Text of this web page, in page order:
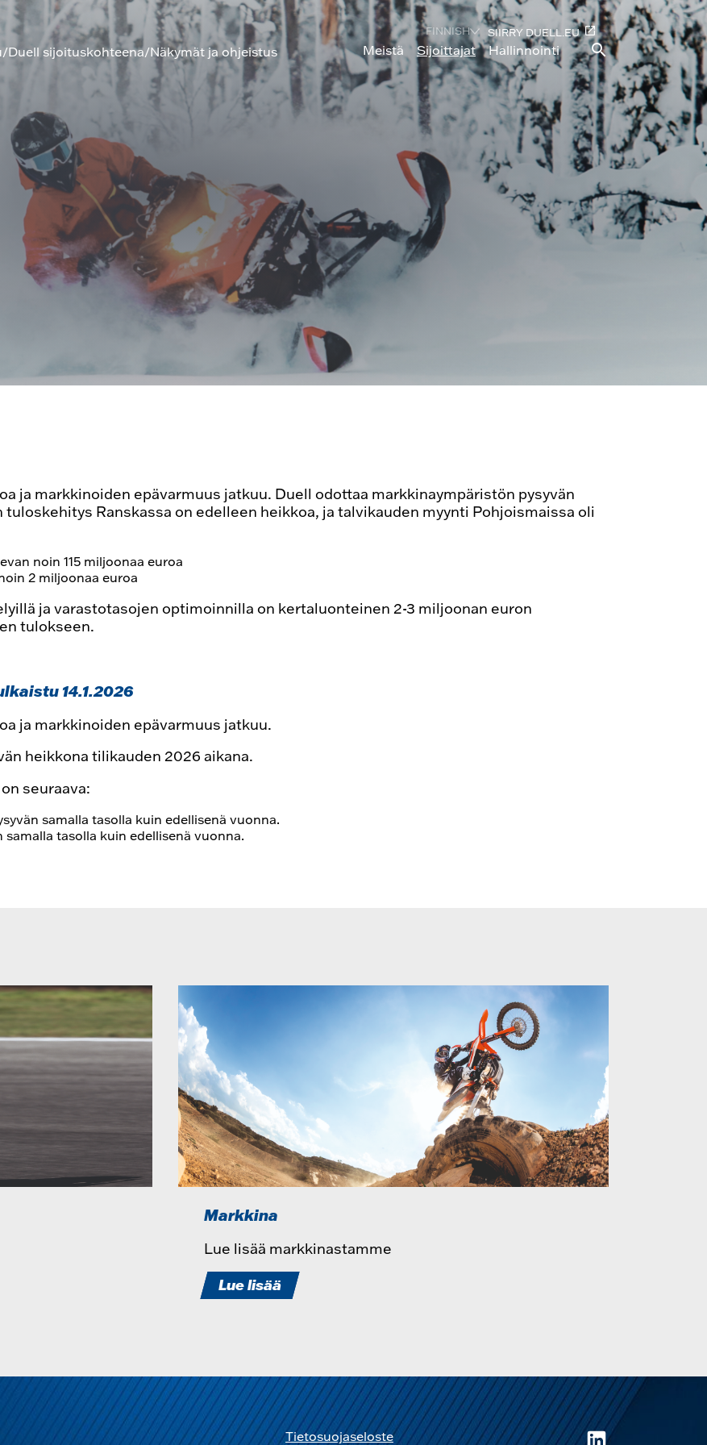
FINNISH SIIRRY DUELL.EU
/Duell sijoituskohteena/Näkymät ja ohjeistus Meistä Sijoittajat Hallinnointi
ja markkinoiden epävarmuus jatkuu. Duell odottaa markkinaympäristön pysyvän
Ranskassa on edelleen heikkoa, ja talvikauden myynti Pohjoismaissa oli
noin 115 miljoonaa euroa
2 miljoonaa euroa
ja varastotasojen optimoinnilla on kertaluonteinen 2-3 miljoonan euron
tulokseen.
14.1.2026
ja markkinoiden epävarmuus jatkuu.
heikkona tilikauden 2026 aikana.
seuraava:
samalla tasolla kuin edellisenä vuonna.
tasolla kuin edellisenä vuonna.
Markkina
Lue lisää markkinastamme
Lue lisää
Tietosuojaseloste